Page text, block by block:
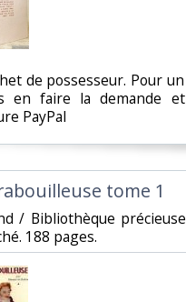
de possesseur. Pour
en faire la demande
PayPal‎
tome 1‎
/ Bibliothèque
188 pages.‎